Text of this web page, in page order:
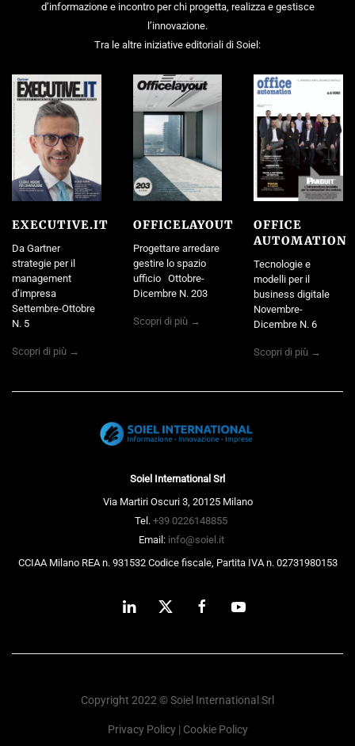
d’informazione e incontro per chi progetta, realizza e gestisce
l’innovazione.
Tra le altre iniziative editoriali di Soiel:
EXECUTIVE.IT
Da Gartner
strategie per il
management
d’impresa
Settembre-Ottobre
N. 5
Scopri di più →
OFFICELAYOUT
Progettare arredare
gestire lo spazio
ufficio Ottobre-
Dicembre N. 203
Scopri di più →
OFFICE
AUTOMATION
Tecnologie e
modelli per il
business digitale
Novembre-
Dicembre N. 6
Scopri di più →
Soiel International Srl
Via Martiri Oscuri 3, 20125 Milano
Tel. +39 0226148855
Email: info@soiel.it
CCIAA Milano REA n. 931532 Codice fiscale, Partita IVA n. 02731980153
Copyright 2022 © Soiel International Srl
Privacy Policy| Cookie Policy